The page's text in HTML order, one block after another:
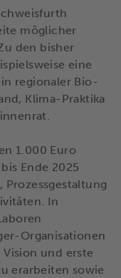
möglicher
den bisher
eine
regionaler Bio-
Klima-Praktika
1.000 Euro
Ende 2025
In
Organisationen
und erste
erarbeiten sowie